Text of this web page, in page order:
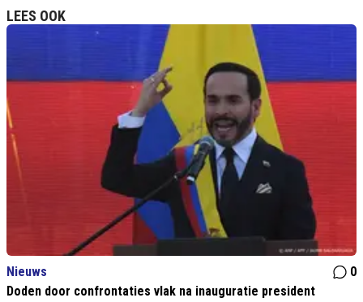
LEES OOK
Nieuws
0
Doden door confrontaties vlak na inauguratie president